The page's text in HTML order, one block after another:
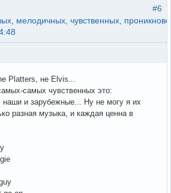
#6
мелодичных, чувственных,
Platters, не Elvis...
самых чувственных это:
наши и зарубежные... Ну не могу я их
разная музыка, и каждая ценна в